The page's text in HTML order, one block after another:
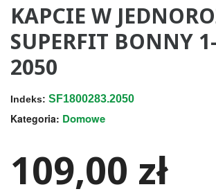
KAPCIE W
SUPERFIT BONNY
2050
Indeks: SF1800283.2050
Kategoria: Domowe
109,00 zł